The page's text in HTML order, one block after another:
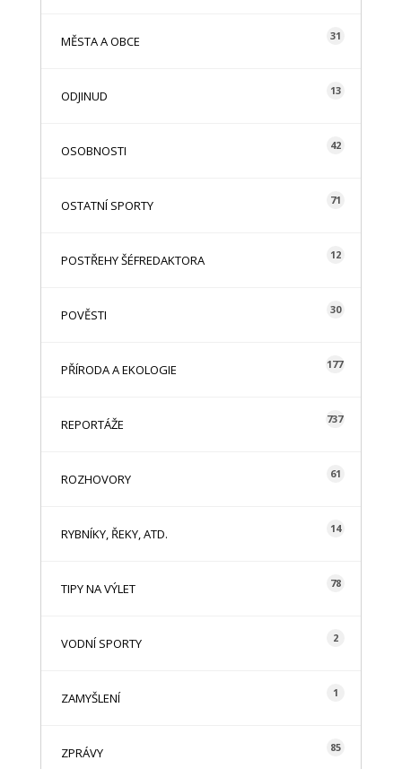
MĚSTA A OBCE 31
ODJINUD 13
OSOBNOSTI 42
OSTATNÍ SPORTY 71
POSTŘEHY ŠÉFREDAKTORA 12
POVĚSTI 30
PŘÍRODA A EKOLOGIE 177
REPORTÁŽE 737
ROZHOVORY 61
RYBNÍKY, ŘEKY, ATD. 14
TIPY NA VÝLET 78
VODNÍ SPORTY 2
ZAMYŠLENÍ 1
ZPRÁVY 85